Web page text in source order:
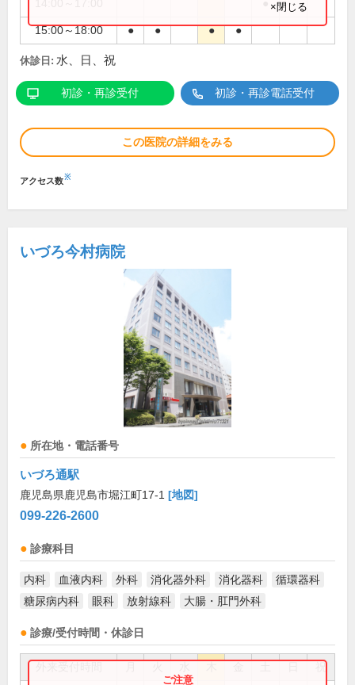
15:00～18:00 ● ● ● ●
×閉じる
休診日: 水、日、祝
初診・再診受付 初診・再診電話受付
この医院の詳細をみる
アクセス数※
いづろ今村病院
所在地・電話番号
いづろ通駅
鹿児島県鹿児島市堀江町17-1 [地図]
099-226-2600
診療科目
内科 血液内科 外科 消化器外科 消化器科
循環器科
糖尿病内科
眼科 放射線科 大腸・肛門外科
診療/受付時間・休診日
祝